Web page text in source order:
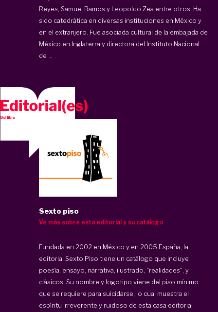
Reyes, Samuel Ramos y Leopoldo Zea entre otros. Ha
sido catedrática en diversas instituciones en México y
en el extranjero. Fue asociada cultural de la embajada de
México en Inglaterra y directora del Instituto Nacional
de ...
Sexto piso
Ve más sobre esta editorial y su catálogo
Fundada en 2002 en México y en 2005 España, la
editorial Sexto Piso tiene un catálogo que incluye
poesía, ensayo, narrativa, ilustrado, "realidades", y
clásicos. Su nombre y logotipo viene del piso mínimo
que se requiere para suicidarse, lo cual muestra el
espíritu irreverente y ruidoso de esta casa editorial